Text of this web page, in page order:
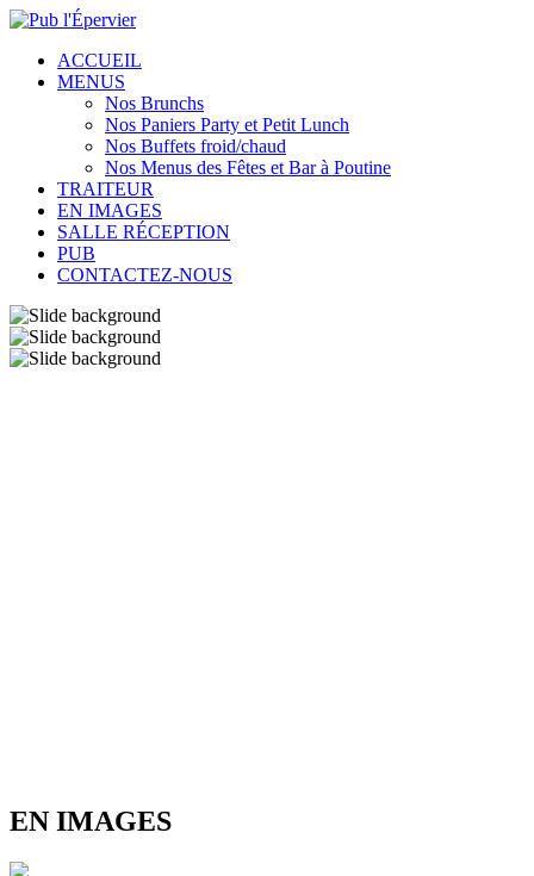
ACCUEIL
MENUS
Nos Brunchs
Nos Paniers Party et Petit Lunch
Nos Buffets froid/chaud
Nos Menus des Fêtes et Bar à Poutine
TRAITEUR
EN IMAGES
SALLE RÉCEPTION
PUB
CONTACTEZ-NOUS
EN IMAGES